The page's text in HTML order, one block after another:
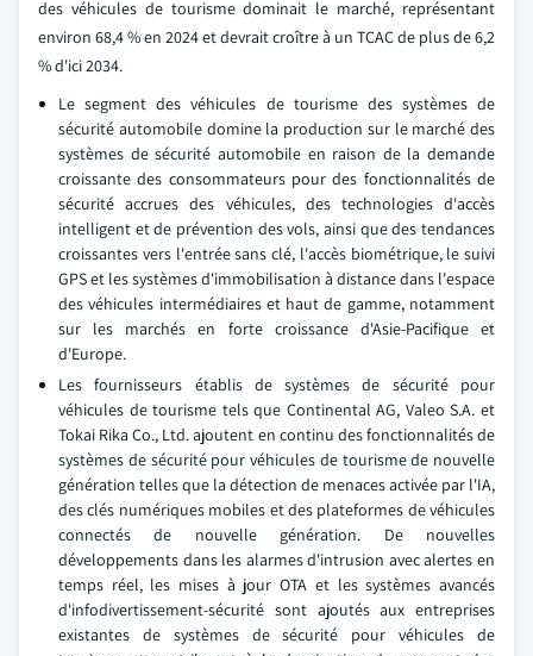
des véhicules de tourisme dominait le marché, représentant
environ 68,4 % en 2024 et devrait croître à un TCAC de plus de 6,2
% d'ici 2034.
Le segment des véhicules de tourisme des systèmes de
sécurité automobile domine la production sur le marché des
systèmes de sécurité automobile en raison de la demande
croissante des consommateurs pour des fonctionnalités de
sécurité accrues des véhicules, des technologies d'accès
intelligent et de prévention des vols, ainsi que des tendances
croissantes vers l'entrée sans clé, l'accès biométrique, le suivi
GPS et les systèmes d'immobilisation à distance dans l'espace
des véhicules intermédiaires et haut de gamme, notamment
sur les marchés en forte croissance d'Asie-Pacifique et
d'Europe.
Les fournisseurs établis de systèmes de sécurité pour
véhicules de tourisme tels que Continental AG, Valeo S.A. et
Tokai Rika Co., Ltd. ajoutent en continu des fonctionnalités de
systèmes de sécurité pour véhicules de tourisme de nouvelle
génération telles que la détection de menaces activée par l'IA,
des clés numériques mobiles et des plateformes de véhicules
connectés de nouvelle génération. De nouvelles
développements dans les alarmes d'intrusion avec alertes en
temps réel, les mises à jour OTA et les systèmes avancés
d'infodivertissement-sécurité sont ajoutés aux entreprises
existantes de systèmes de sécurité pour véhicules de